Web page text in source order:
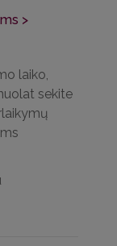
>
laiko,
sekite